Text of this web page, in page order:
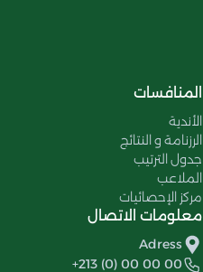
المنافسات
الأندية
الرزنامة و النتائج
جدول الترتيب
الملاعب
مركز الإحصائيات
معلومات الاتصال
Adress
+213 (0) 00 00 00